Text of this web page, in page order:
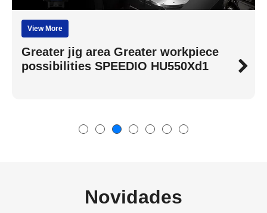
View More
Série SPEEDIO S de Alta
Velocidade, Estabilidade e
Novidades